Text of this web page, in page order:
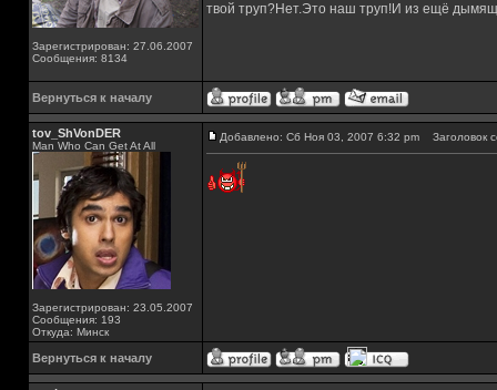
Зарегистрирован: 27.06.2007
Сообщения: 8134
твой труп?Нет.Это наш труп!И из ещё
Вернуться к началу
tov_ShVonDER
Man Who Can Get At All
Зарегистрирован: 23.05.2007
Сообщения: 193
Откуда: Минск
Добавлено: Сб Ноя 03, 2007 6:32 pm Заголовок
Вернуться к началу